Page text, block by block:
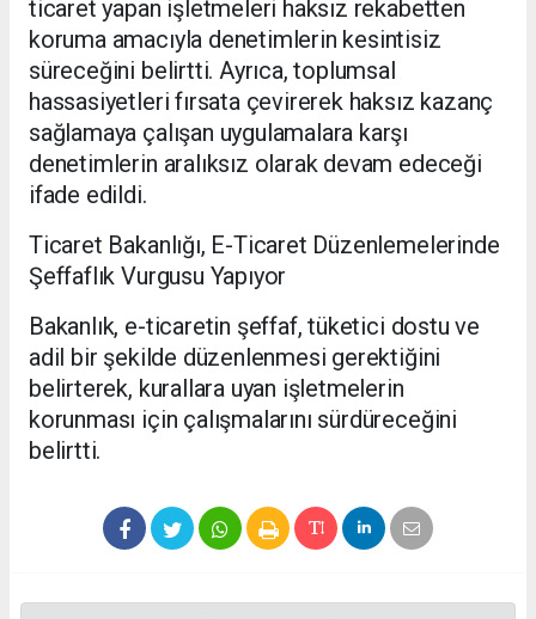
ticaret yapan işletmeleri haksız rekabetten
koruma amacıyla denetimlerin kesintisiz
süreceğini belirtti. Ayrıca, toplumsal
hassasiyetleri fırsata çevirerek haksız kazanç
sağlamaya çalışan uygulamalara karşı
denetimlerin aralıksız olarak devam edeceği
ifade edildi.
Ticaret Bakanlığı, E-Ticaret Düzenlemelerinde
Şeffaflık Vurgusu Yapıyor
Bakanlık, e-ticaretin şeffaf, tüketici dostu ve
adil bir şekilde düzenlenmesi gerektiğini
belirterek, kurallara uyan işletmelerin
korunması için çalışmalarını sürdüreceğini
belirtti.